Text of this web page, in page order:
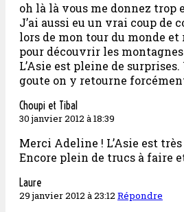
oh là là vous me donnez trop
J’ai aussi eu un vrai coup de
lors de mon tour du monde et
pour découvrir les
L’Asie est pleine de surprises.
goute on y retourne
Choupi et Tibal
30 janvier 2012 à 18:39
Merci Adeline ! L’Asie est
Encore plein de trucs à faire
Laure
29 janvier 2012 à 23:12 Répondre